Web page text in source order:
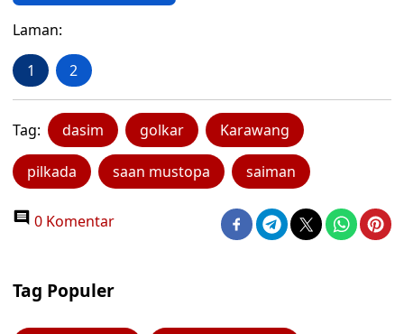
Laman:
1 2
Tag: dasim golkar Karawang
pilkada saan mustopa saiman
0 Komentar
Tag Populer